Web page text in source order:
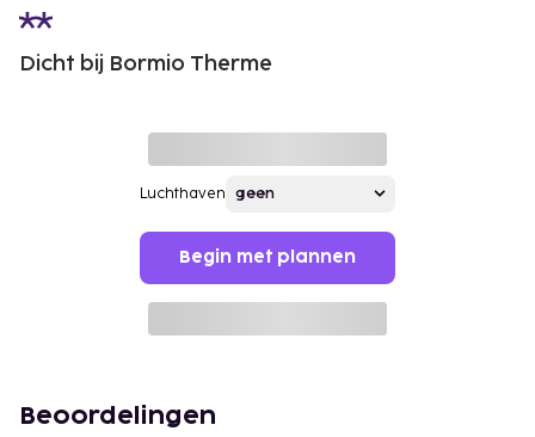
Dicht bij Bormio Therme
Luchthaven
Begin met plannen
Beoordelingen